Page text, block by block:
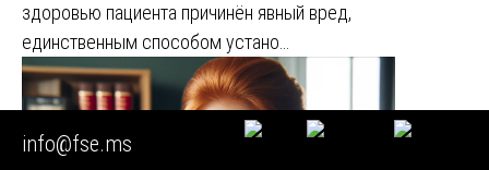
здоровью пациента причинён явный вред,
единственным способом устано…
info@fse.ms